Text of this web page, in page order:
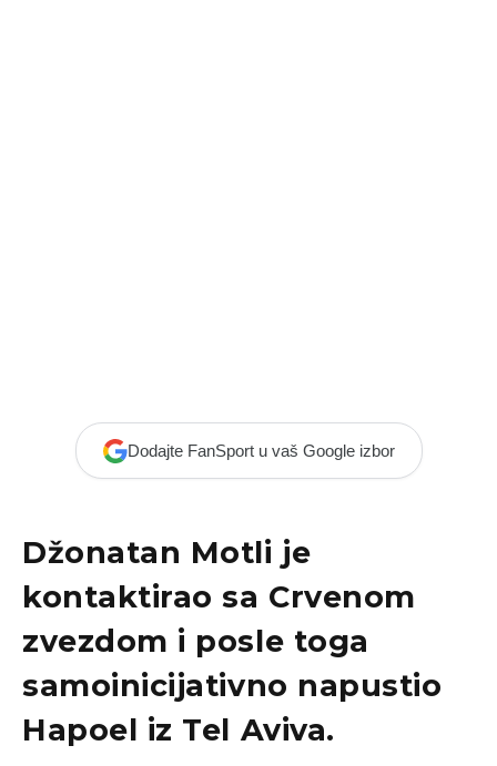
Dodajte FanSport u vaš Google izbor
Džonatan Motli je
kontaktirao sa Crvenom
zvezdom i posle toga
samoinicijativno napustio
Hapoel iz Tel Aviva.